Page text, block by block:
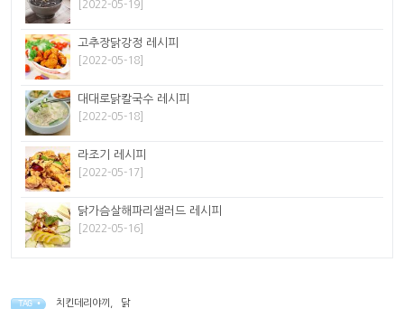
[2022-05-19]
고추장닭강정 레시피
[2022-05-18]
대대로닭칼국수 레시피
[2022-05-18]
라조기 레시피
[2022-05-17]
닭가슴살해파리샐러드 레시피
[2022-05-16]
TAG • 치킨데리야끼 닭